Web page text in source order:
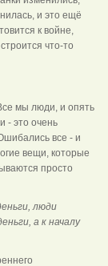
и это ещё
к войне,
что-то
мы люди, и опять
- это очень
все - и
вещи, которые
просто
люди
а к началу